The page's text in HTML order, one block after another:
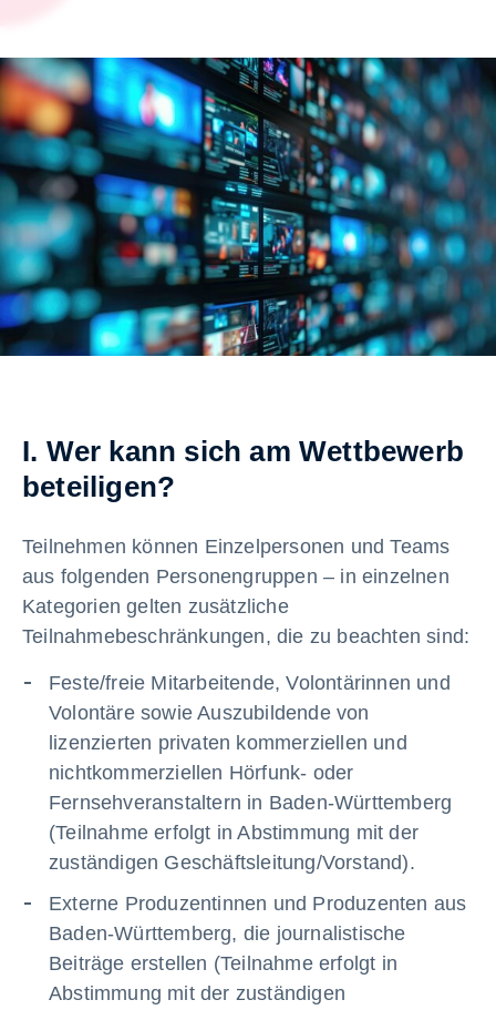
I. Wer kann sich am Wettbewerb
beteiligen?
Teilnehmen können Einzelpersonen und Teams
aus folgenden Personengruppen – in einzelnen
Kategorien gelten zusätzliche
Teilnahmebeschränkungen, die zu beachten sind:
Feste/freie Mitarbeitende, Volontärinnen und
Volontäre sowie Auszubildende von
lizenzierten privaten kommerziellen und
nichtkommerziellen Hörfunk- oder
Fernsehveranstaltern in Baden-Württemberg
(Teilnahme erfolgt in Abstimmung mit der
zuständigen Geschäftsleitung/Vorstand).
Externe Produzentinnen und Produzenten aus
Baden-Württemberg, die journalistische
Beiträge erstellen (Teilnahme erfolgt in
Abstimmung mit der zuständigen